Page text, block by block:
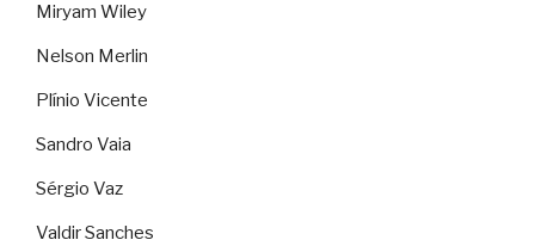
Miryam Wiley
Nelson Merlin
Plínio Vicente
Sandro Vaia
Sérgio Vaz
Valdir Sanches